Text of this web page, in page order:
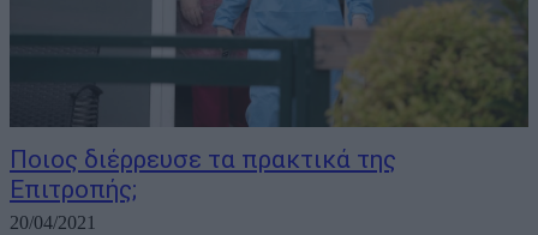
Ποιος διέρρευσε τα πρακτικά της
Επιτροπής;
20/04/2021